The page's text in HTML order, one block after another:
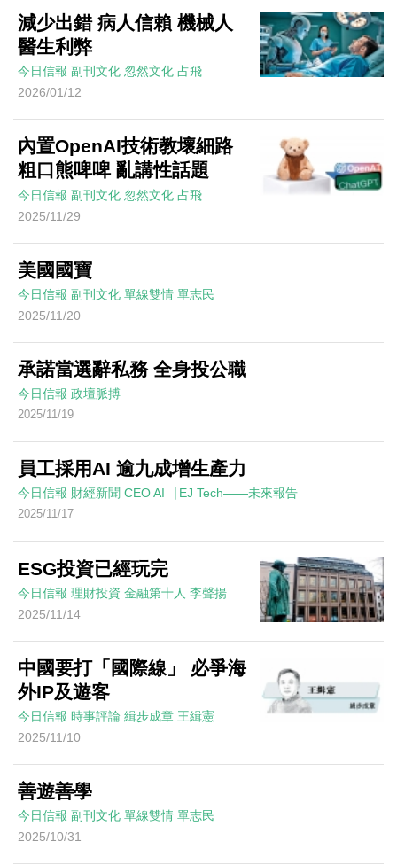
減少出錯 病人信賴 機械人
醫生利弊
今日信報 副刊文化 忽然文化 占飛
2026/01/12
內置OpenAI技術教壞細路
粗口熊啤啤 亂講性話題
今日信報 副刊文化 忽然文化 占飛
2025/11/29
美國國寶
今日信報 副刊文化 單線雙情 單志民
2025/11/20
承諾當選辭私務 全身投公職
今日信報 政壇脈搏
2025/11/19
員工採用AI 逾九成增生產力
今日信報 財經新聞 CEO AI⎹ EJ Tech——未來報告
2025/11/17
ESG投資已經玩完
今日信報 理財投資 金融第十人 李聲揚
2025/11/14
中國要打「國際線」 必爭海
外IP及遊客
今日信報 時事評論 緝步成章 王緝憲
2025/11/10
善遊善學
今日信報 副刊文化 單線雙情 單志民
2025/10/31